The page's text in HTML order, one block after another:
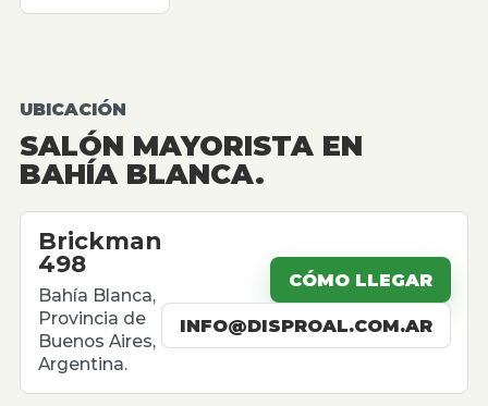
UBICACIÓN
SALÓN MAYORISTA EN
BAHÍA BLANCA.
Brickman
498
Bahía Blanca,
Provincia de
Buenos Aires,
Argentina.
CÓMO LLEGAR
INFO@DISPROAL.COM.AR